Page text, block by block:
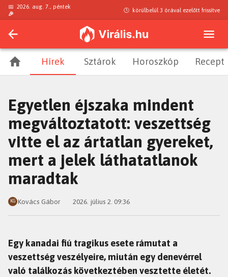
📅 2026. aug. 7., péntek
🎉
🕒 körülbelül 3 órával ezelőtt frissítve
Hírek Sztárok Horoszkóp Recept
Egyetlen éjszaka mindent
megváltoztatott: veszettség
vitte el az ártatlan gyereket,
mert a jelek láthatatlanok
maradtak
KG Kovács Gábor 2026. július 2. 09:36
Egy kanadai fiú tragikus esete rámutat a
veszettség veszélyeire, miután egy denevérrel
való találkozás következtében vesztette életét.